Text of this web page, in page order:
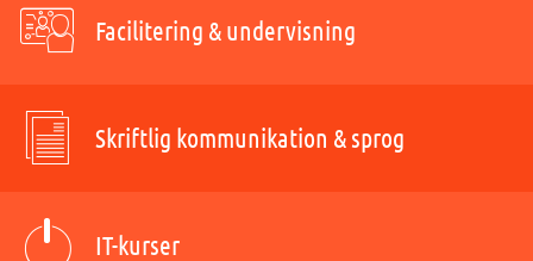
Facilitering & undervisning
Skriftlig kommunikation & sprog
IT-kurser